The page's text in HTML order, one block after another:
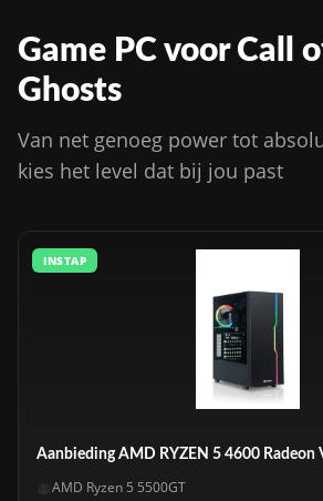
Game PC voor Call
Ghosts
Van net genoeg power tot
kies het level dat bij jou past
INSTAP
Aanbieding AMD RYZEN 5 4600 Radeon
AMD Ryzen 5 5500GT